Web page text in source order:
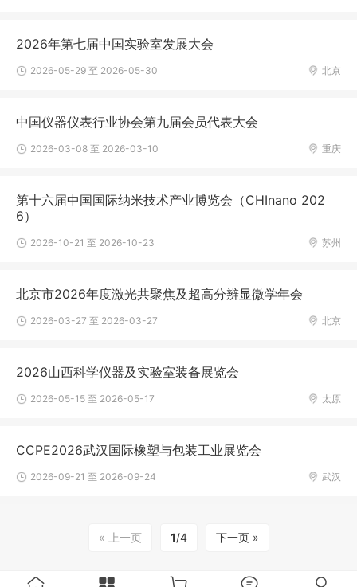
2026年第七届中国实验室发展大会
北京
2026-05-29 至 2026-05-30
中国仪器仪表行业协会第九届会员代表大会
重庆
2026-03-08 至 2026-03-10
第十六届中国国际纳米技术产业博览会（CHInano 202
6）
苏州
2026-10-21 至 2026-10-23
北京市2026年度激光共聚焦及超高分辨显微学年会
北京
2026-03-27 至 2026-03-27
2026山西科学仪器及实验室装备展览会
太原
2026-05-15 至 2026-05-17
CCPE2026武汉国际橡塑与包装工业展览会
武汉
2026-09-21 至 2026-09-24
« 上一页 1/4 下一页 »